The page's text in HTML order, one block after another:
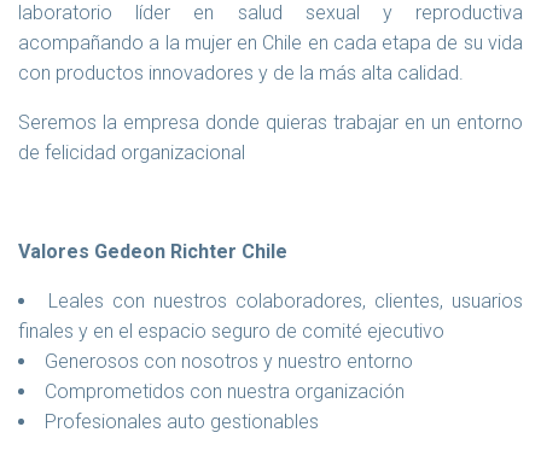
laboratorio líder en salud sexual y reproductiva
acompañando a la mujer en Chile en cada etapa de su vida
con productos innovadores y de la más alta calidad.
Seremos la empresa donde quieras trabajar en un entorno
de felicidad organizacional
Valores Gedeon Richter Chile
Leales con nuestros colaboradores, clientes, usuarios
finales y en el espacio seguro de comité ejecutivo
Generosos con nosotros y nuestro entorno
Comprometidos con nuestra organización
Profesionales auto gestionables